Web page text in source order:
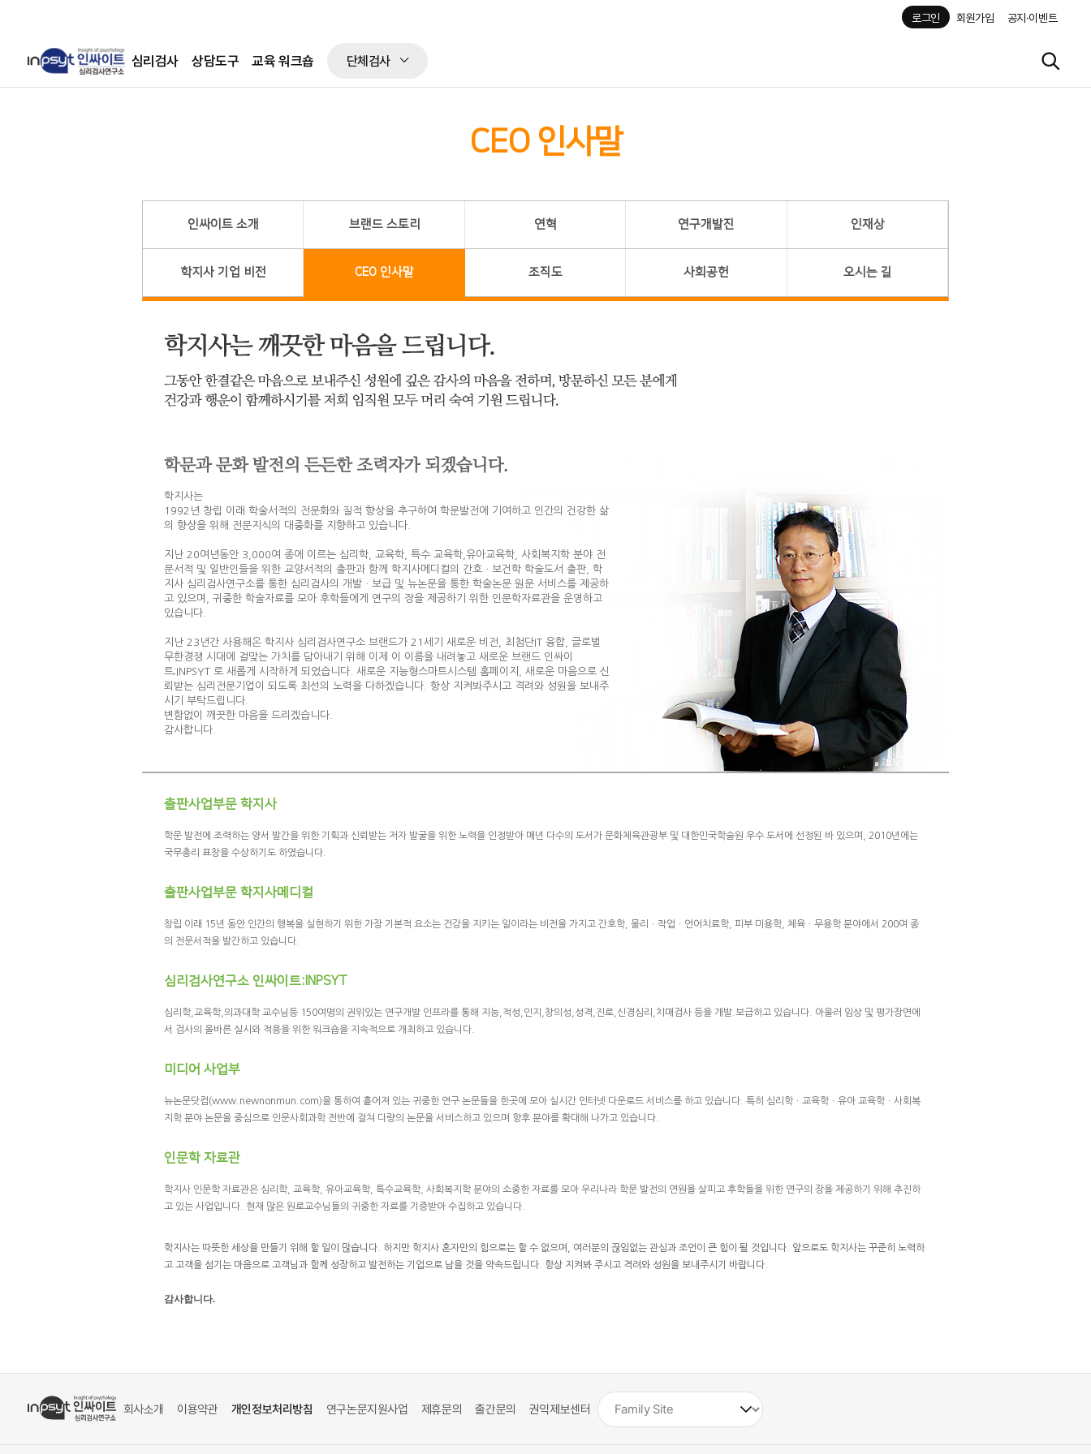
심리검사 상담도구 교육 워크숍 단체검사
로그인 회원가입 공지·이벤트
CEO 인사말
인싸이트 소개 브랜드 스토리 연혁 연구개발진 인재상
학지사 기업 비전 CEO 인사말 조직도 사회공헌 오시는 길
학지사는
1992년 창립 이래 학술서적의 전문화와 질적 향상을 추구하여 학문발전에 기여하고 인간의 건강한 삶
의 향상을 위해 전문지식의 대중화를 지향하고 있습니다.
지난 20여년동안 3,000여 종에 이르는 심리학, 교육학, 특수 교육학,유아교육학, 사회복지학 분야 전
문서적 및 일반인들을 위한 교양서적의 출판과 함께 학지사메디컬의 간호ㆍ보건학 학술도서 출판, 학
지사 심리검사연구소를 통한 심리검사의 개발ㆍ보급 및 뉴논문을 통한 학술논문 원문 서비스를 제공하
고 있으며, 귀중한 학술자료를 모아 후학들에게 연구의 장을 제공하기 위한 인문학자료관을 운영하고
있습니다.
지난 23년간 사용해온 학지사 심리검사연구소 브랜드가 21세기 새로운 비전, 최첨단IT 융합, 글로벌
무한경쟁 시대에 걸맞는 가치를 담아내기 위해 이제 이 이름을 내려놓고 새로운 브랜드 인싸이
트;INPSYT 로 새롭게 시작하게 되었습니다. 새로운 지능형스마트시스템 홈페이지, 새로운 마음으로 신
뢰받는 심리전문기업이 되도록 최선의 노력을 다하겠습니다. 항상 지켜봐주시고 격려와 성원을 보내주
시기 부탁드립니다.
변함없이 깨끗한 마음을 드리겠습니다.
감사합니다.
출판사업부문 학지사
학문 발전에 조력하는 양서 발간을 위한 기획과 신뢰받는 저자 발굴을 위한 노력을 인정받아 매년 다수의 도서가 문화체육관광부 및 대한민국학술원 우수 도서에 선정된 바 있으며, 2010년에는
국무총리 표창을 수상하기도 하였습니다.
출판사업부문 학지사메디컬
창립 이래 15년 동안 인간의 행복을 실현하기 위한 가장 기본적 요소는 건강을 지키는 일이라는 비전을 가지고 간호학, 물리ㆍ작업ㆍ언어치료학, 피부 미용학, 체육ㆍ무용학 분야에서 200여 종
의 전문서적을 발간하고 있습니다.
심리검사연구소 인싸이트:INPSYT
심리학,교육학,의과대학 교수님등 150여명의 권위있는 연구개발 인프라를 통해 지능,적성,인지,창의성,성격,진로,신경심리,치매검사 등을 개발.보급하고 있습니다. 아울러 임상 및 평가장면에
서 검사의 올바른 실시와 적용을 위한 워크숍을 지속적으로 개최하고 있습니다.
미디어 사업부
뉴논문닷컴(www.newnonmun.com)을 통하여 흩어져 있는 귀중한 연구 논문들을 한곳에 모아 실시간 인터넷 다운로드 서비스를 하고 있습니다. 특히 심리학ㆍ교육학ㆍ유아 교육학ㆍ사회복
지학 분야 논문을 중심으로 인문사회과학 전반에 걸쳐 다량의 논문을 서비스하고 있으며 향후 분야를 확대해 나가고 있습니다.
인문학 자료관
학지사 인문학 자료관은 심리학, 교육학, 유아교육학, 특수교육학, 사회복지학 분야의 소중한 자료를 모아 우리나라 학문 발전의 연원을 살피고 후학들을 위한 연구의 장을 제공하기 위해 추진하
고 있는 사업입니다. 현재 많은 원로교수님들의 귀중한 자료를 기증받아 수집하고 있습니다.
학지사는 따뜻한 세상을 만들기 위해 할 일이 많습니다. 하지만 학지사 혼자만의 힘으로는 할 수 없으며, 여러분의 끊임없는 관심과 조언이 큰 힘이 될 것입니다. 앞으로도 학지사는 꾸준히 노력하
고 고객을 섬기는 마음으로 고객님과 함께 성장하고 발전하는 기업으로 남을 것을 약속드립니다. 항상 지켜봐 주시고 격려와 성원을 보내주시기 바랍니다.
감사합니다.
회사소개 이용약관 개인정보처리방침 연구논문지원사업 제휴문의 출간문의 권익제보센터